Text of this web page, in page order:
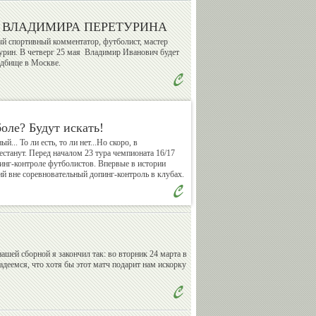
Валерий
Сычев
Владимир
Спичков
Александр
Бармин
Андрей
Кислов
Василий
Сенаторов
Михаил
Мамиашвили
Евгений
Малков
ПЕРЕТУРИНА
спортивный комментатор, футболист, мастер
В четверг 25 мая Владимир Иванович будет
в Москве.
Будут искать!
То ли есть, то ли нет...Но скоро, в
Перед началом 23 тура чемпионата 16/17
контроле футболистов. Впервые в истории
вне соревновательный допинг-контроль в клубах.
сборной я закончил так: во вторник 24 марта в
что хотя бы этот матч подарит нам искорку